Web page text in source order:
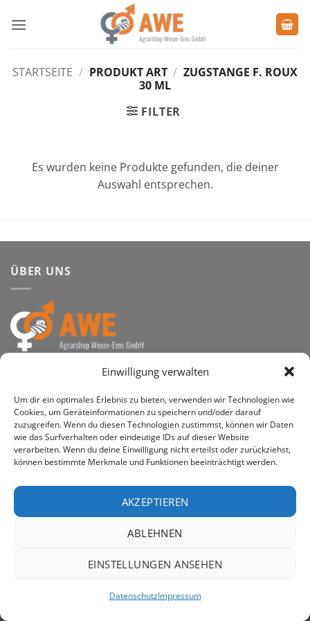
Einwilligung verwalten
Um dir ein optimales Erlebnis zu bieten, verwenden wir Technologien wie
Cookies, um Geräteinformationen zu speichern und/oder darauf
zuzugreifen. Wenn du diesen Technologien zustimmst, können wir Daten
wie das Surfverhalten oder eindeutige IDs auf dieser Website
verarbeiten. Wenn du deine Einwilligung nicht erteilst oder zurückziehst,
können bestimmte Merkmale und Funktionen beeinträchtigt werden.
AKZEPTIEREN
ABLEHNEN
EINSTELLUNGEN ANSEHEN
DatenschutzImpressum
Inhalt
STARTSEITE / PRODUKT ART / ZUGSTANGE F. ROUX
30 ML
FILTER
Es wurden keine Produkte gefunden, die deiner
Auswahl entsprechen.
ÜBER UNS
awe ist heute auf vielen Höfen die 1. Adresse, wenn es
PayPal Rechung
AWE - Agrarshop Weser-Ems GmbH